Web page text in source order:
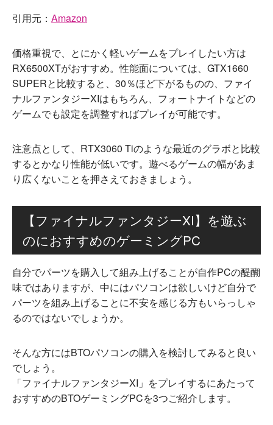
引用元： Amazon
価格重視で、とにかく軽いゲームをプレイしたい方は
RX6500XTがおすすめ。性能面については、GTX1660
SUPERと比較すると、30％ほど下がるものの、ファイ
ナルファンタジーXIはもちろん、フォートナイトなどの
ゲームでも設定を調整すればプレイが可能です。
注意点として、RTX3060 Tiのような最近のグラボと比較
するとかなり性能が低いです。遊べるゲームの幅があま
り広くないことを押さえておきましょう。
【ファイナルファンタジーXI】を遊ぶ
のにおすすめのゲーミングPC
自分でパーツを購入して組み上げることが自作PCの醍醐
味ではありますが、中にはパソコンは欲しいけど自分で
パーツを組み上げることに不安を感じる方もいらっしゃ
るのではないでしょうか。
そんな方にはBTOパソコンの購入を検討してみると良い
でしょう。
「ファイナルファンタジーXI」をプレイするにあたって
おすすめのBTOゲーミングPCを3つご紹介します。